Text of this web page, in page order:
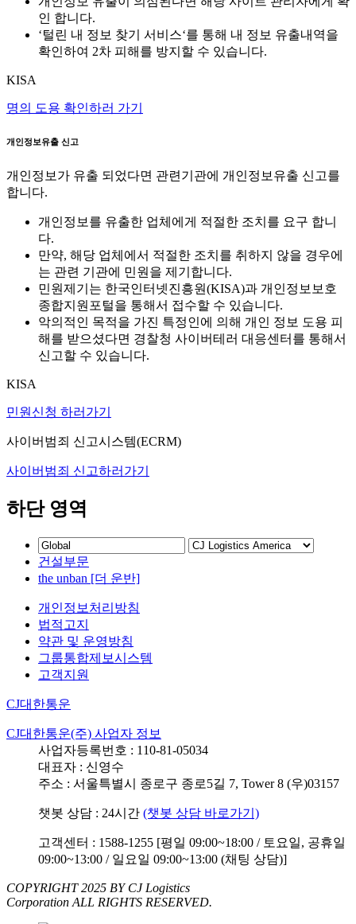
인 합니다.
‘털린 내 정보 찾기 서비스‘를 통해 내 정보 유출내역을
확인하여 2차 피해를 방지할 수 있습니다.
KISA
명의 도용 확인하러 가기
개인정보유출 신고
개인정보가 유출 되었다면 관련기관에 개인정보유출 신고를
합니다.
개인정보를 유출한 업체에게 적절한 조치를 요구 합니
다.
만약, 해당 업체에서 적절한 조치를 취하지 않을 경우에
는 관련 기관에 민원을 제기합니다.
민원제기는 한국인터넷진흥원(KISA)과 개인정보보호
종합지원포털을 통해서 접수할 수 있습니다.
악의적인 목적을 가진 특정인에 의해 개인 정보 도용 피
해를 받으셨다면 경찰청 사이버테러 대응센터를 통해서
신고할 수 있습니다.
KISA
민원신청 하러가기
사이버범죄 신고시스템(ECRM)
사이버범죄 신고하러가기
하단 영역
건설부문
the unban [더 운반]
개인정보처리방침
법적고지
약관 및 운영방침
그룹통합제보시스템
고객지원
CJ대한통운
CJ대한통운(주) 사업자 정보
사업자등록번호 : 110-81-05034
대표자 : 신영수
주소 : 서울특별시 종로구 종로5길 7, Tower 8 (우)03157
챗봇 상담 : 24시간 (챗봇 상담 바로가기)
고객센터 : 1588-1255 [평일 09:00~18:00 / 토요일, 공휴일
09:00~13:00 / 일요일 09:00~13:00 (채팅 상담)]
COPYRIGHT 2025 BY CJ Logistics
Corporation ALL RIGHTS RESERVED.